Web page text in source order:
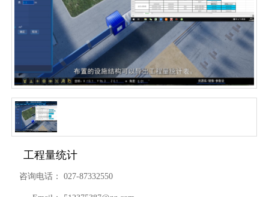
工程量统计
咨询电话： 027-87332550